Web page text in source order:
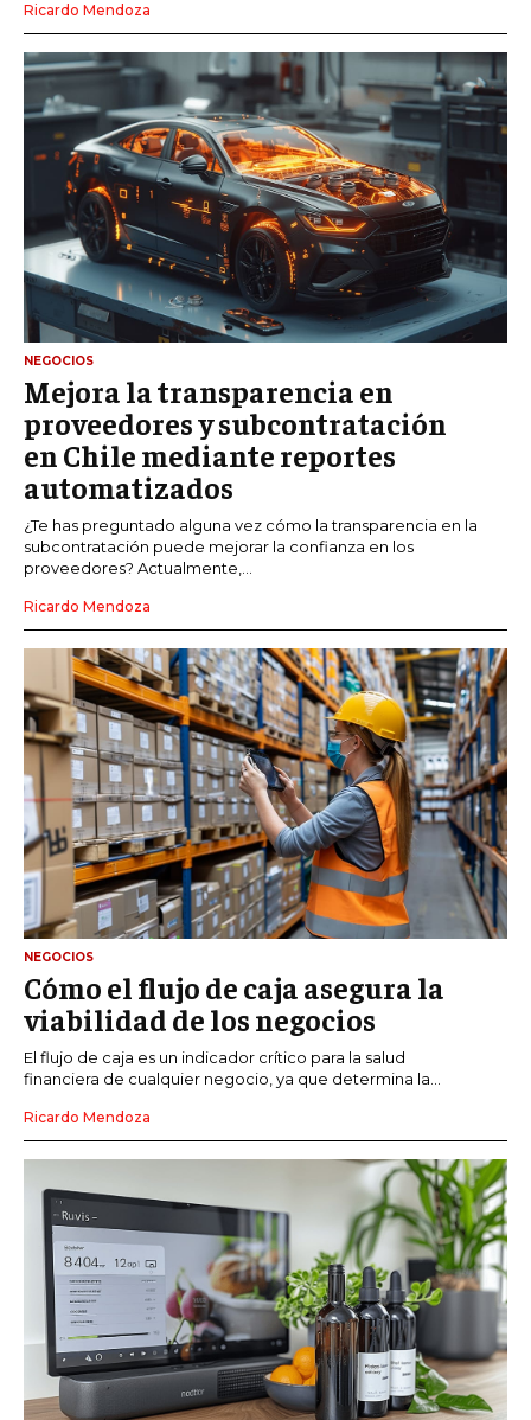
Ricardo Mendoza
NEGOCIOS
Mejora la transparencia en
proveedores y subcontratación
en Chile mediante reportes
automatizados
¿Te has preguntado alguna vez cómo la transparencia en la
subcontratación puede mejorar la confianza en los
proveedores? Actualmente,...
Ricardo Mendoza
NEGOCIOS
Cómo el flujo de caja asegura la
viabilidad de los negocios
El flujo de caja es un indicador crítico para la salud
financiera de cualquier negocio, ya que determina la...
Ricardo Mendoza